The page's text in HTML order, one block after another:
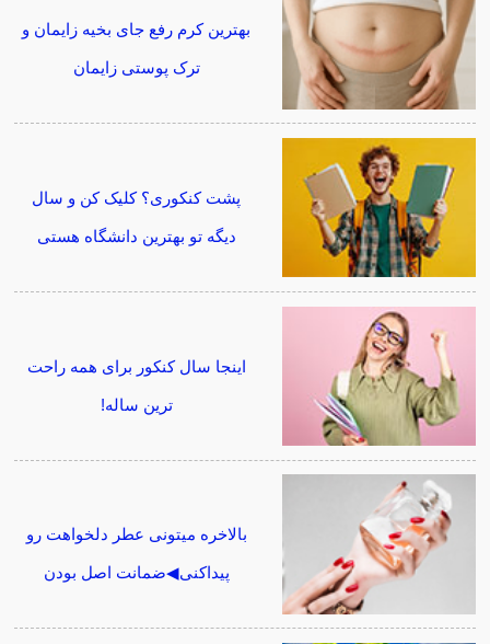
بهترین کرم رفع جای بخیه زایمان و
ترک پوستی زایمان
پشت کنکوری؟ کلیک کن و سال
دیگه تو بهترین دانشگاه هستی
اینجا سال کنکور برای همه راحت
ترین ساله!
بالاخره میتونی عطر دلخواهت رو
پیداکنی◀ضمانت اصل بودن